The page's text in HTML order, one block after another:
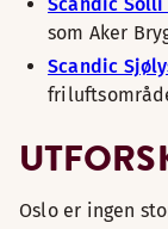
som Aker
Scandic
Oslo er ingen